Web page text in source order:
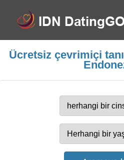
Ücretsiz çevrimiçi